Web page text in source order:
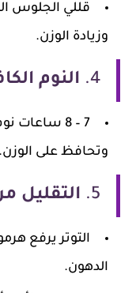
قللي الجلوس
وزيادة الوزن.
4. النوم
7 – 8
وتحافظ على الوزن.
5. التقليل
التوتر يرفع
الدهون.